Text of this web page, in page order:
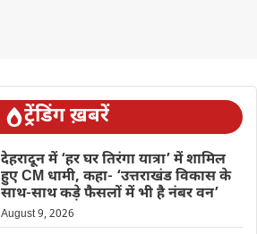
ट्रेंडिंग ख़बरें
देहरादून में ‘हर घर तिरंगा यात्रा’ में शामिल
हुए CM धामी, कहा- ‘उत्तराखंड विकास के
साथ-साथ कड़े फैसलों में भी है नंबर वन’
August 9, 2026